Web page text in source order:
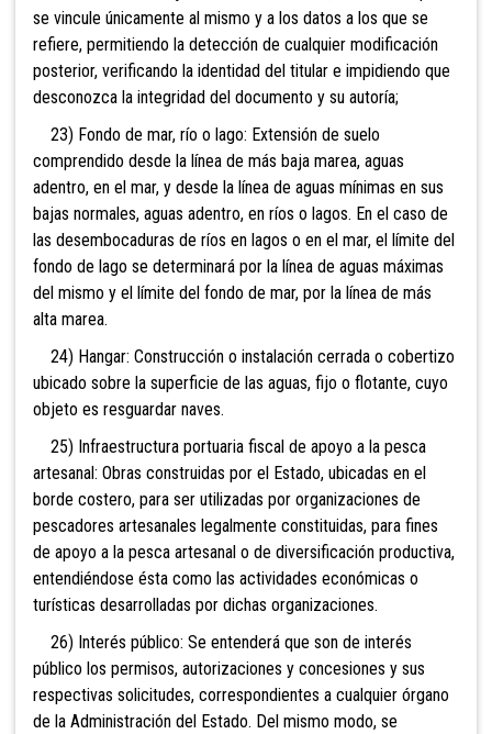
se vincule únicamente al mismo y a los datos a los que se
refiere, permitiendo la detección de cualquier modificación
posterior, verificando la identidad del titular e impidiendo que
desconozca la integridad del documento y su autoría;
23) Fondo de mar, río o lago: Extensión de suelo
comprendido desde la línea de más baja marea, aguas
adentro, en el mar, y desde la línea de aguas mínimas en sus
bajas normales, aguas adentro, en ríos o lagos. En el caso de
las desembocaduras de ríos en lagos o en el mar, el límite del
fondo de lago se determinará por la línea de aguas máximas
del mismo y el límite del fondo de mar, por la línea de más
alta marea.
24) Hangar: Construcción o instalación cerrada o cobertizo
ubicado sobre la superficie de las aguas, fijo o flotante, cuyo
objeto es resguardar naves.
25) Infraestructura portuaria fiscal de apoyo a la pesca
artesanal: Obras construidas por el Estado, ubicadas en el
borde costero, para ser utilizadas por organizaciones de
pescadores artesanales legalmente constituidas, para fines
de apoyo a la pesca artesanal o de diversificación productiva,
entendiéndose ésta como las actividades económicas o
turísticas desarrolladas por dichas organizaciones.
26) Interés público: Se entenderá que son de interés
público los permisos, autorizaciones y concesiones y sus
respectivas solicitudes, correspondientes a cualquier órgano
de la Administración del Estado. Del mismo modo, se